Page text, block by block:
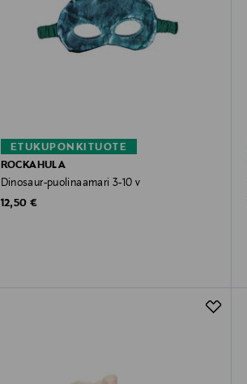
ETUKUPONKITUOTE
ROCKAHULA
Dinosaur-puolinaamari 3-10 v
Original Price
12,50 €